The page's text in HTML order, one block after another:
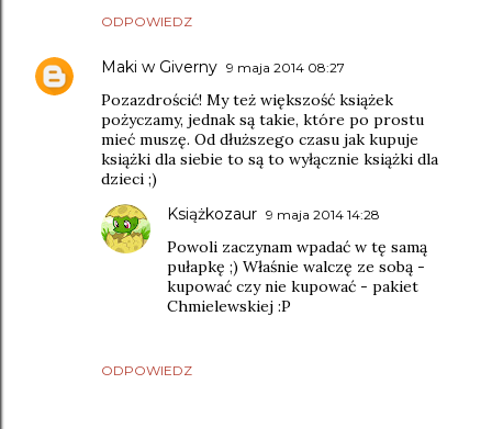
ODPOWIEDZ
Maki w Giverny 9 maja 2014 08:27
Pozazdrościć! My też większość książek
pożyczamy, jednak są takie, które po prostu
mieć muszę. Od dłuższego czasu jak kupuje
książki dla siebie to są to wyłącznie książki dla
dzieci ;)
ODPOWIEDZ
Książkozaur 9 maja 2014 14:28
Powoli zaczynam wpadać w tę samą
pułapkę ;) Właśnie walczę ze sobą -
kupować czy nie kupować - pakiet
Chmielewskiej :P